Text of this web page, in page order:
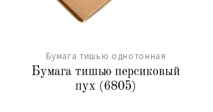
Бумага тишью однотонная
Бумага тишью персиковый
пух (6805)